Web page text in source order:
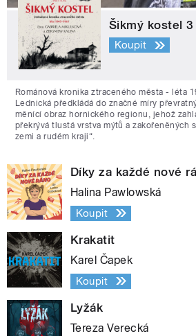
Šikmý kostel 3
Koupit
Románová kronika ztraceného města - léta
Lednická předkládá do značné míry
měnící obraz hornického regionu, jehož
překrývá tlustá vrstva mýtů a zakořeněných
zemi a rudém kraji“.
Díky za každé nové
Halina Pawlowská
Koupit
Krakatit
Karel Čapek
Koupit
Lyžák
Tereza Verecká